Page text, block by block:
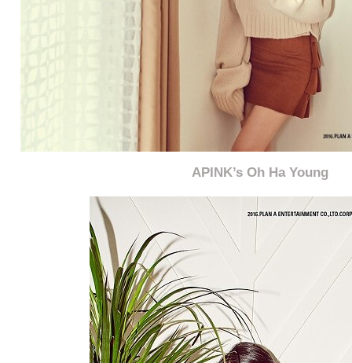
APINK’s Oh Ha Young